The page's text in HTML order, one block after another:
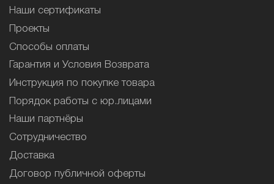
Наши сертификаты
Проекты
Способы оплаты
Гарантия и Условия Возврата
Инструкция по покупке товара
Порядок работы с юр.лицами
Наши партнёры
Сотрудничество
Доставка
Договор публичной оферты